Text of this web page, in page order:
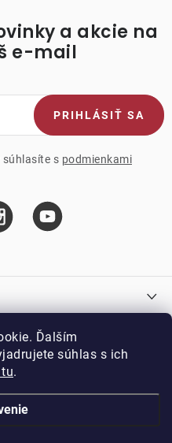
Ďalším
súhlas s ich
.
a akcie na
e-mail
súhlasíte s podmienkami
PRIHLÁSIŤ SA